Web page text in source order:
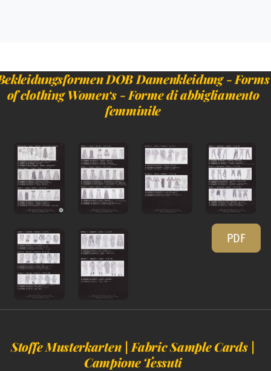
DOB Damenkleidung - Forms
of clothing Women‘s - Forme di abbigliamento
femminile
PDF
Stoffe Musterkarten | Fabric Sample Cards |
Campione Tessuti